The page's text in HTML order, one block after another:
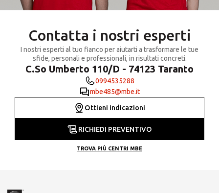
Contatta i nostri esperti
I nostri esperti al tuo fianco per aiutarti a trasformare le tue
sfide, personali e professionali, in risultati concreti.
C.So Umberto 110/D - 74123 Taranto
0994535288
mbe485@mbe.it
Ottieni indicazioni
RICHIEDI PREVENTIVO
TROVA PIÙ CENTRI MBE